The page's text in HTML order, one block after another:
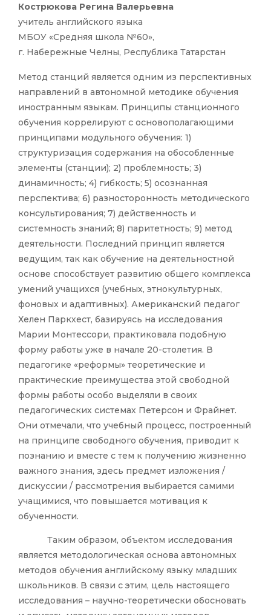
Кострюкова Регина Валерьевна
учитель английского языка
МБОУ «Средняя школа №60»,
г. Набережные Челны, Республика Татарстан
Метод станций является одним из перспективных
направлений в автономной методике обучения
иностранным языкам. Принципы станционного
обучения коррелируют с основополагающими
принципами модульного обучения: 1)
структуризация содержания на обособленные
элементы (станции); 2) проблемность; 3)
динамичность; 4) гибкость; 5) осознанная
перспектива; 6) разносторонность методического
консультирования; 7) действенность и
системность знаний; 8) паритетность; 9) метод
деятельности. Последний принцип является
ведущим, так как обучение на деятельностной
основе способствует развитию общего комплекса
умений учащихся (учебных, этнокультурных,
фоновых и адаптивных). Американский педагог
Хелен Паркхест, базируясь на исследования
Марии Монтессори, практиковала подобную
форму работы уже в начале 20-столетия. В
педагогике «реформы» теоретические и
практические преимущества этой свободной
формы работы особо выделяли в своих
педагогических системах Петерсон и Фрайнет.
Они отмечали, что учебный процесс, построенный
на принципе свободного обучения, приводит к
познанию и вместе с тем к получению жизненно
важного знания, здесь предмет изложения /
дискуссии / рассмотрения выбирается самими
учащимися, что повышается мотивация к
обученности.
Таким образом, объектом исследования
является методологическая основа автономных
методов обучения английскому языку младших
школьников. В связи с этим, цель настоящего
исследования – научно-теоретически обосновать